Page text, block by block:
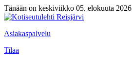
Tänään on keskiviikko 05. elokuuta 2026
Asiakaspalvelu
Tilaa